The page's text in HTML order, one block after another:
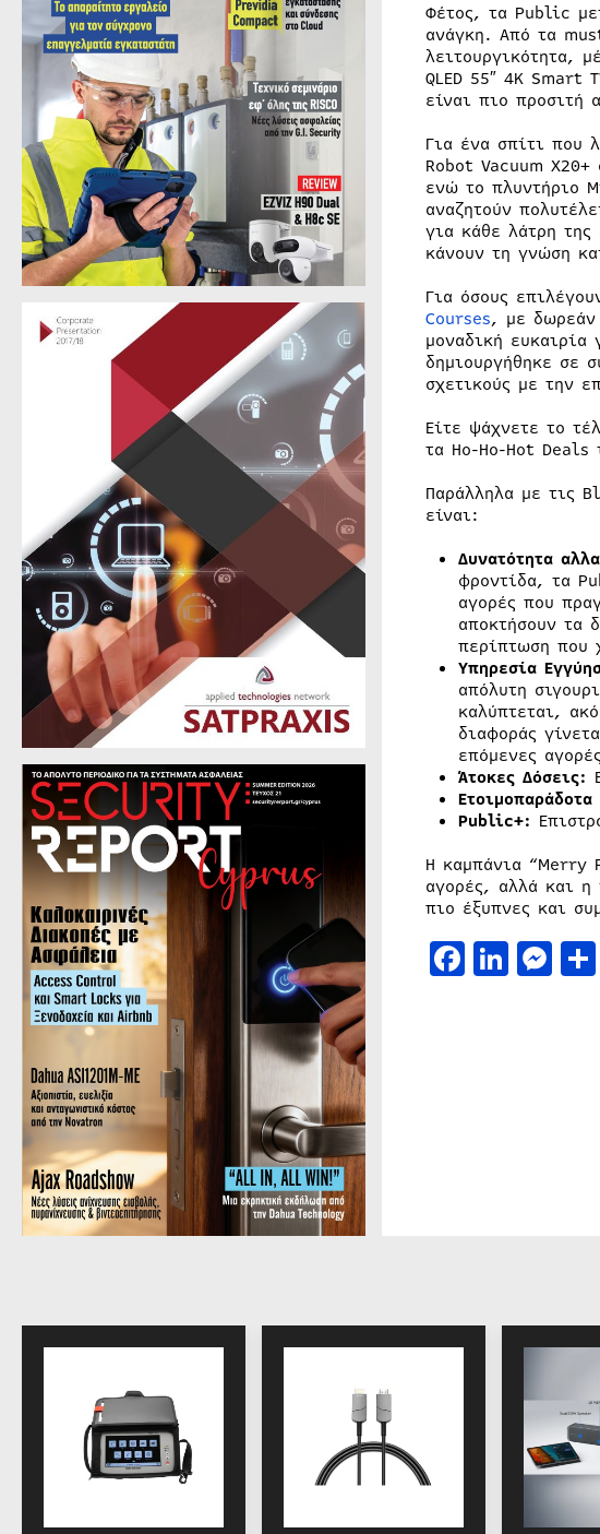
Φέτος, τα Public
ανάγκη. Από τα
λειτουργικότητα,
QLED 55″ 4K Smart
είναι πιο προσιτή
Για ένα σπίτι που
Robot Vacuum
ενώ το πλυντήριο
αναζητούν
για κάθε λάτρη
κάνουν τη γνώση
Για όσους
Courses, με δωρεάν
μοναδική
δημιουργήθηκε σε
σχετικούς με την
Είτε ψάχνετε το
τα Ho-Ho-Hot
Παράλληλα με τις
είναι:
Δυνατότητα
φροντίδα, τα
αγορές που
αποκτήσουν τα
περίπτωση που
Υπηρεσία
απόλυτη
καλύπτεται,
διαφοράς
επόμενες
Άτοκες Δόσεις:
Public+:
Η καμπάνια “Merry
αγορές, αλλά και η
πιο έξυπνες και
Facebook